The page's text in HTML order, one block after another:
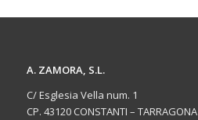
A. ZAMORA, S.L.
C/ Esglesia Vella num. 1
CP. 43120 CONSTANTI – TARRAGONA